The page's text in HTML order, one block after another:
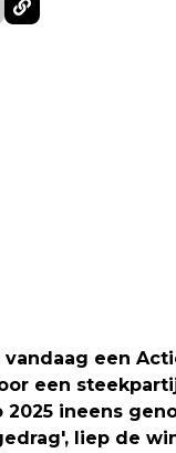
vandaag een
een
2025 ineens
liep de